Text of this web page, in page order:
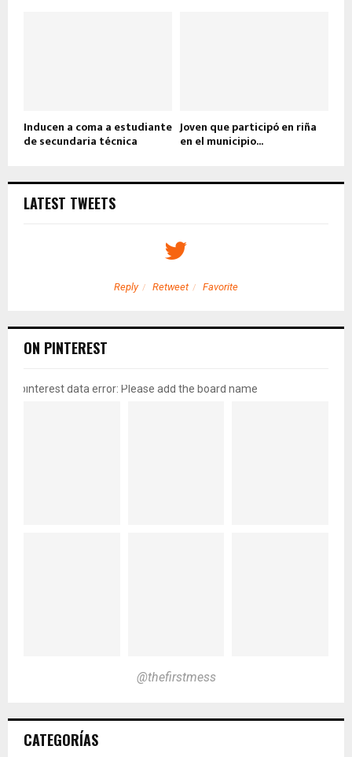
Inducen a coma a estudiante
de secundaria técnica
Joven que participó en riña
en el municipio...
LATEST TWEETS
Reply Retweet Favorite
ON PINTEREST
pinterest data error: Please add the board name
@thefirstmess
CATEGORÍAS